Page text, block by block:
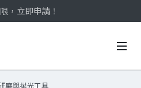
，立即申請！
，立即申請！
磨與拋光工具